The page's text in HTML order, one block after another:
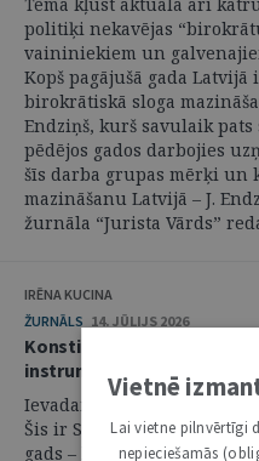
politiķi nekavējas
vaininiekiem un
Kopš pagājušā gada
birokrātiskā sloga
Endziņš, kurš savulaik
pēdējos gados darbojies
šīs darba grupas mērķi un
mazināšanu Latvijā – J.
žurnāla “Jurista Vārds”
IRĒNA KUCINA
ŽURNĀLS 14. JŪLIJS 2026
Konstitucionālās sūdzības
instruments, kas mainīja
Ievadam –
Šis ir Satversmes tiesas
gads – laiks, kad īpaši
Vietnē
Lai vietne pilnvērtīgi
nepieciešamās